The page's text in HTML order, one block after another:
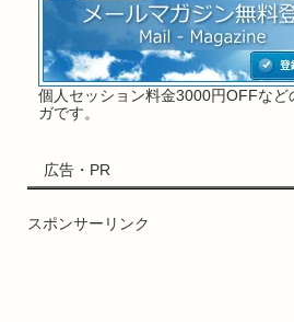
個人セッション料金3000円OFFなど
ガです。
広告・PR
スポンサーリンク